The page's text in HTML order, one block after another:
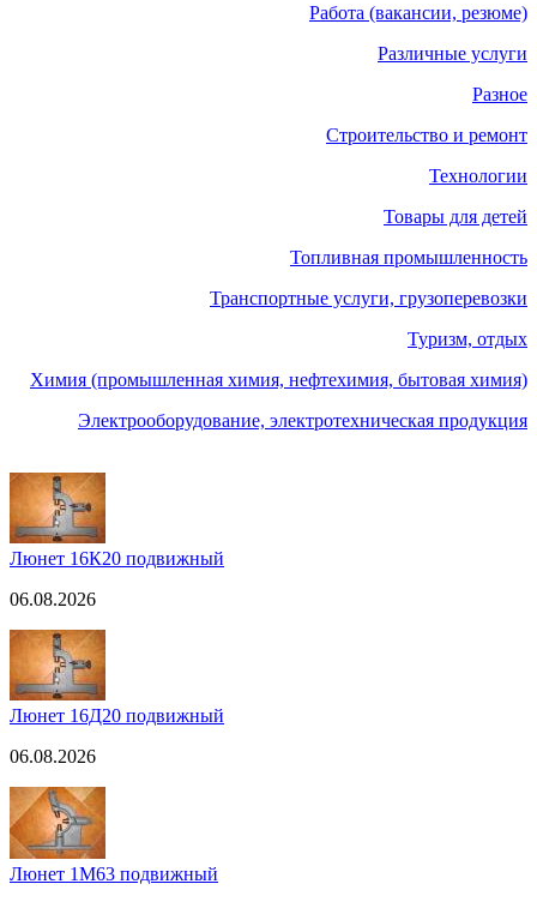
Работа (вакансии, резюме)
Различные услуги
Разное
Строительство и ремонт
Технологии
Товары для детей
Топливная промышленность
Транспортные услуги, грузоперевозки
Туризм, отдых
Химия (промышленная химия, нефтехимия, бытовая химия)
Электрооборудование, электротехническая продукция
Люнет 16К20 подвижный
06.08.2026
Люнет 16Д20 подвижный
06.08.2026
Люнет 1М63 подвижный